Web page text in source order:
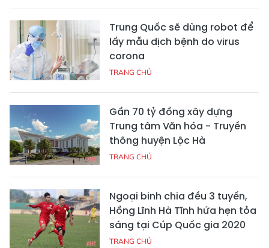
Trung Quốc sẽ dùng robot để
lấy mẫu dịch bệnh do virus
corona
TRANG CHỦ
Gần 70 tỷ đồng xây dựng
Trung tâm Văn hóa - Truyền
thông huyện Lộc Hà
TRANG CHỦ
Ngoại binh chia đều 3 tuyến,
Hồng Lĩnh Hà Tĩnh hứa hẹn tỏa
sáng tại Cúp Quốc gia 2020
TRANG CHỦ